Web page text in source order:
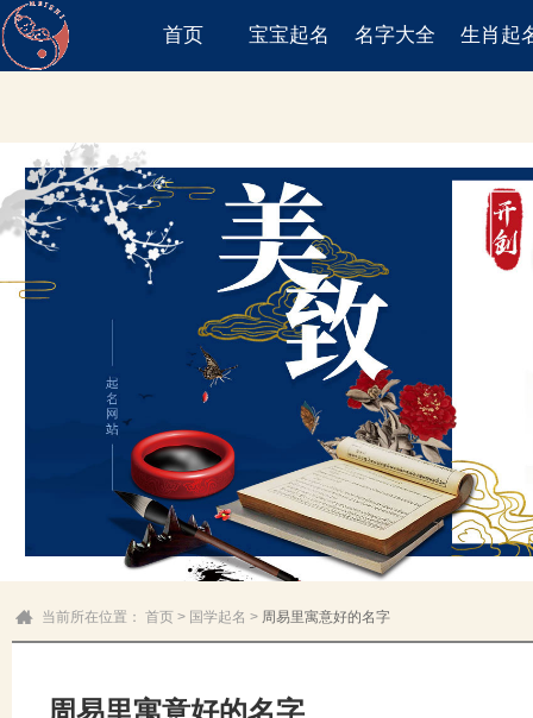
首页 宝宝起名 名字大全 生肖起
当前所在位置： 首页 > 国学起名 > 周易里寓意好的名字
周易里寓意好的名字